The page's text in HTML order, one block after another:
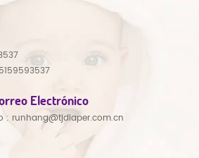
Electrónico
: runhang@tjdiaper.com.cn